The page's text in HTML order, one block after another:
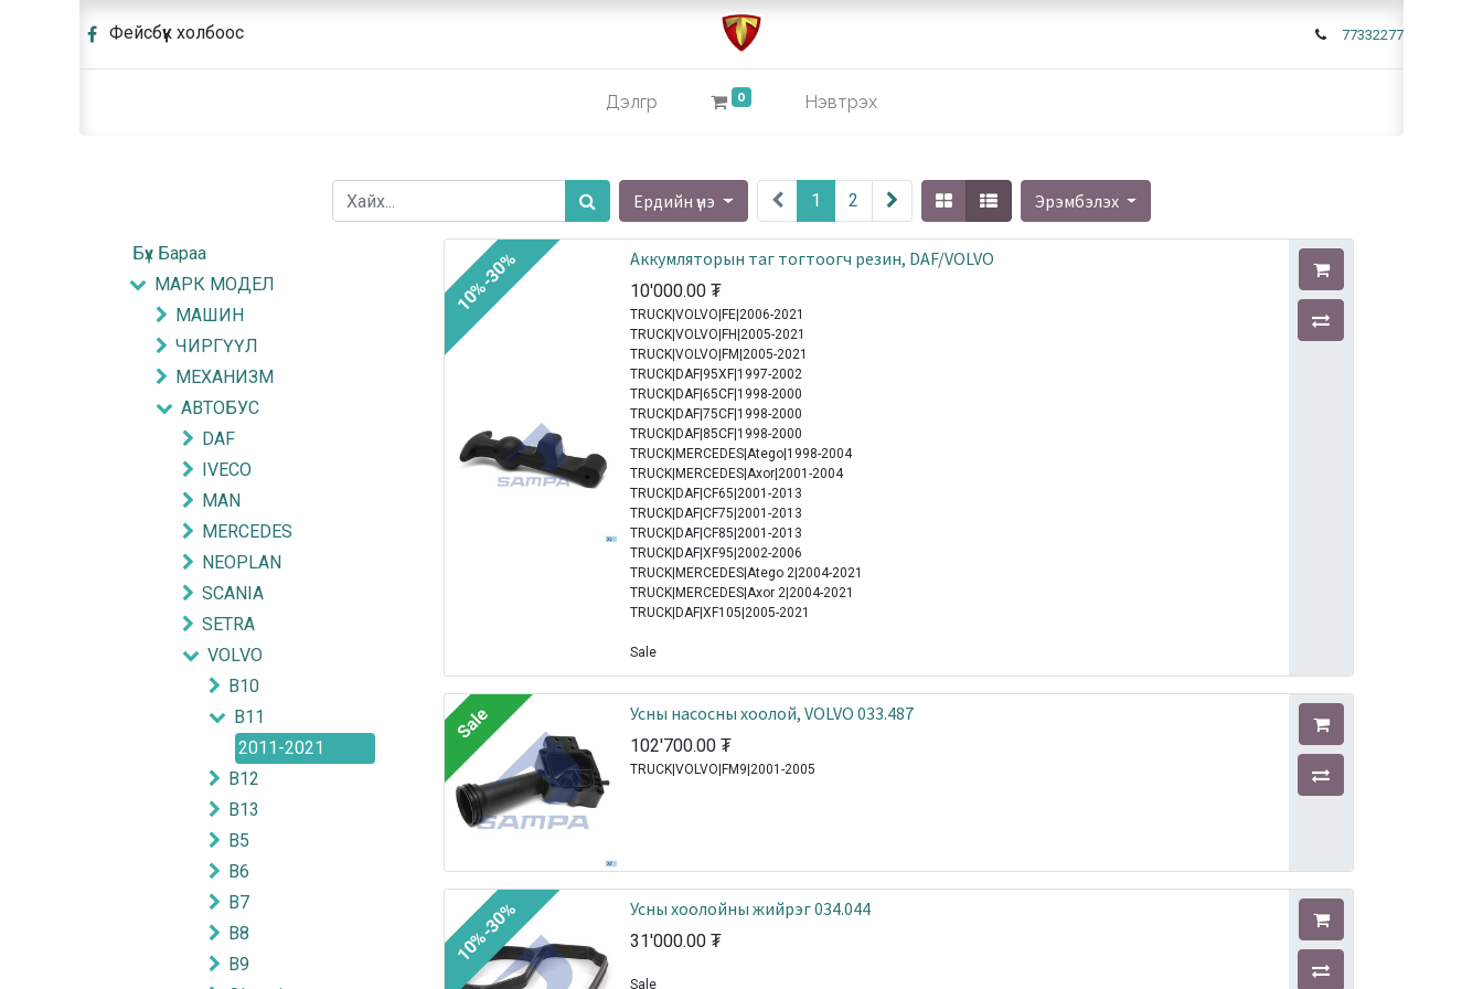
Фейсбүүк холбоос 77332277
Дэлгүүр 0 Нэвтрэх
Ердийн үнэ 1 2 Эрэмбэлэх
Бүх Бараа
МАРК МОДЕЛ
МАШИН
ЧИРГҮҮЛ
МЕХАНИЗМ
АВТОБУС
DAF
IVECO
MAN
MERCEDES
NEOPLAN
SCANIA
SETRA
VOLVO
B10
B11
2011-2021
B12
B13
B5
B6
B7
B8
B9
Аккумляторын таг тогтоогч резин, DAF/VOLVO
10'000.00 ₮
TRUCK|VOLVO|FE|2006-2021
TRUCK|VOLVO|FH|2005-2021
TRUCK|VOLVO|FM|2005-2021
TRUCK|DAF|95XF|1997-2002
TRUCK|DAF|65CF|1998-2000
TRUCK|DAF|75CF|1998-2000
TRUCK|DAF|85CF|1998-2000
TRUCK|MERCEDES|Atego|1998-2004
TRUCK|MERCEDES|Axor|2001-2004
TRUCK|DAF|CF65|2001-2013
TRUCK|DAF|CF75|2001-2013
TRUCK|DAF|CF85|2001-2013
TRUCK|DAF|XF95|2002-2006
TRUCK|MERCEDES|Atego 2|2004-2021
TRUCK|MERCEDES|Axor 2|2004-2021
TRUCK|DAF|XF105|2005-2021
Sale
10%-30%
Усны насосны хоолой, VOLVO 033.487
102'700.00 ₮
TRUCK|VOLVO|FM9|2001-2005
Sale
Усны хоолойны жийрэг 034.044
31'000.00 ₮
Sale
10%-30%